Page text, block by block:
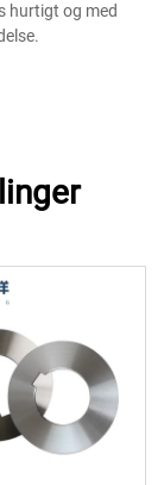
hurtigt og med